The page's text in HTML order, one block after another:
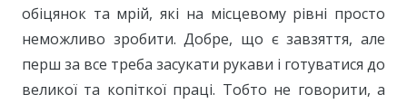
обіцянок та мрій, які на місцевому рівні просто
неможливо зробити. Добре, що є завзяття, але
перш за все треба засукати рукави і готуватися до
великої та копіткої праці. Тобто не говорити, а